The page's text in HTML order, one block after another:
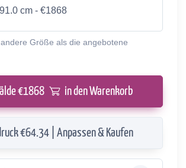
cm - €1868
Größe als die angebotene
€1868 in den Warenkorb
€64.34 | Anpassen & Kaufen